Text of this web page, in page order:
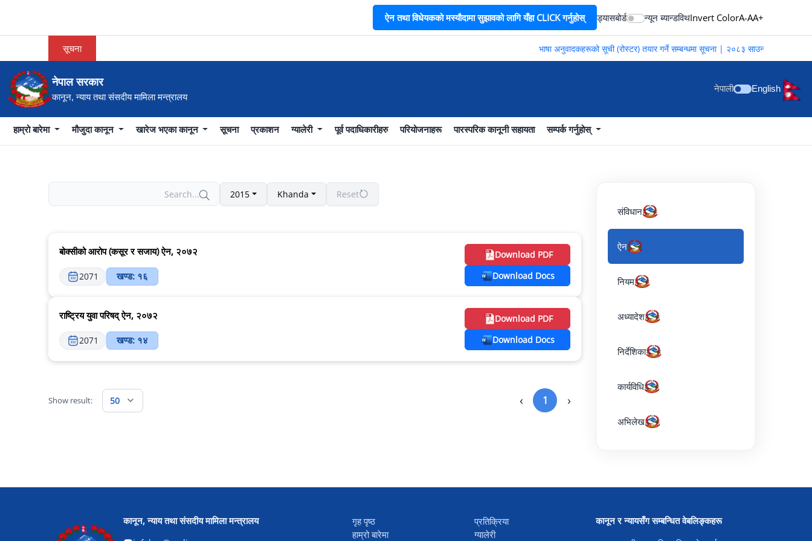
ऐन तथा विधेयकको मस्यौदामा सुझावको लागि यँहा CLICK गर्नुहोस् ड्यासबोर्ड न्यून ब्यान्डविथInvert ColorA-AA+
सूचना भाषा अनुवादकहरूको सूची (रोस्टर) तयार गर्ने सम्बन्धमा सूचना | २०८३ साउन २०
नेपाल सरकार
कानून, न्याय तथा संसदीय मामिला मन्त्रालय
नेपाली English
हाम्रो बारेमा मौजुदा कानून खारेज भएका कानून सूचना प्रकाशन ग्यालेरी पूर्व पदाधिकारीहरु परियोजनाहरू पारस्परिक कानूनी सहायता सम्पर्क गर्नुहोस्
संविधान
ऐन
नियम
अध्यादेश
निर्देशिका
कार्यविधि
अभिलेख
2015 Khanda Reset
बोक्सीको आरोप (कसूर र सजाय) ऐन, २०७२
2071 खण्ड: १६
Download PDF
Download Docs
राष्ट्रिय युवा परिषद् ऐन, २०७२
2071 खण्ड: १४
Download PDF
Download Docs
Show result: 50 ‹ 1 ›
कानून, न्याय तथा संसदीय मामिला मन्त्रालय
गृह पृष्ठ
हाम्रो बारेमा
प्रतिक्रिया
ग्यालेरी
कानून र न्यायसँग सम्बन्धित वेबलिङ्कहरू